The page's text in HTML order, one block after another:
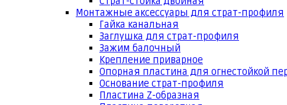
Монтажные аксессуары для страт-профиля
Гайка канальная
Заглушка для страт-профиля
Зажим балочный
Крепление приварное
Опорная пластина для огнестойкой
Основание страт-профиля
Пластина Z-образная